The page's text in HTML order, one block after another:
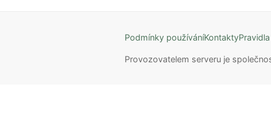
Podmínky používáníKontakty
Provozovatelem serveru je